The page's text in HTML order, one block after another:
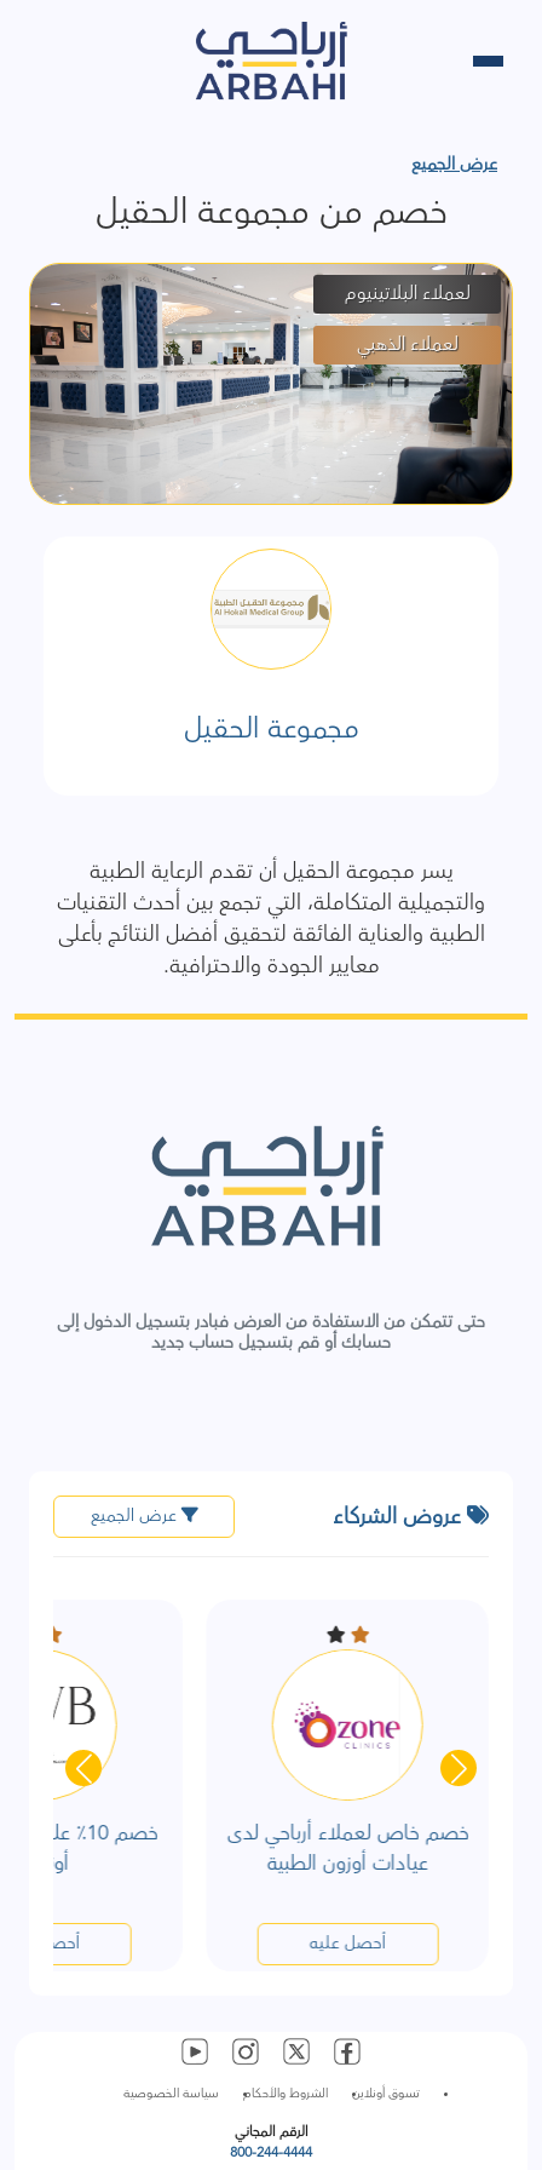
عرض الجميع
خصم من مجموعة الحقيل
لعملاء البلاتينيوم
لعملاء الذهبي
مجموعة الحقيل
يسر مجموعة الحقيل أن تقدم الرعاية الطبية
والتجميلية المتكاملة، التي تجمع بين أحدث التقنيات
الطبية والعناية الفائقة لتحقيق أفضل النتائج بأعلى
معايير الجودة والاحترافية.
حتى تتمكن من الاستفادة من العرض فبادر بتسجيل الدخول إلى
حسابك أو قم بتسجيل حساب جديد
عروض الشركاء عرض الجميع
خصم خاص لعملاء أرباحي لدى
عيادات أوزون الطبية
أحصل عليه
أونلاين
أحصل عليه
تسوق أونلاين الشروط والأحكام سياسة الخصوصية
الرقم المجاني
800-244-4444